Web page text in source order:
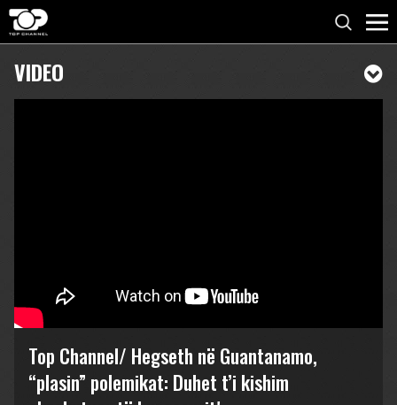
VIDEO
Top Channel/ Hegseth në Guantanamo,
“plasin” polemikat: Duhet t’i kishim